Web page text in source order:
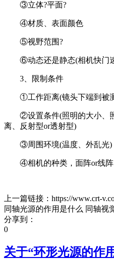
③立体?平面?
④材质、表面颜色
⑤视野范围?
⑥动态还是静态(相机快门
3、限制条件
①工作距离(镜头下端到被
②设置条件(照明的大小、照
离、反射型or透射型)
③周围环境(温度、外乱光)
④相机的种类，面阵or线阵
上一篇链接：https://www.crt-
同轴光源的作用是什么 同轴视
分享到：
0
关于“环形光源的作